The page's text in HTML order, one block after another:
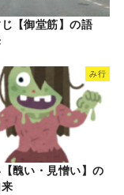
【御堂筋】の語
み行
醜い・見憎い】の